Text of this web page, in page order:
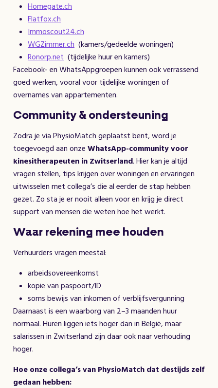
Homegate.ch
Flatfox.ch
Immoscout24.ch
WGZimmer.ch (kamers/gedeelde woningen)
Ronorp.net (tijdelijke huur en kamers)
Facebook- en WhatsAppgroepen kunnen ook verrassend
goed werken, vooral voor tijdelijke woningen of
overnames van appartementen.
Community & ondersteuning
Zodra je via PhysioMatch geplaatst bent, word je
toegevoegd aan onze WhatsApp-community voor
kinesitherapeuten in Zwitserland. Hier kan je altijd
vragen stellen, tips krijgen over woningen en ervaringen
uitwisselen met collega’s die al eerder de stap hebben
gezet. Zo sta je er nooit alleen voor en krijg je direct
support van mensen die weten hoe het werkt.
Waar rekening mee houden
Verhuurders vragen meestal:
arbeidsovereenkomst
kopie van paspoort/ID
soms bewijs van inkomen of verblijfsvergunning
Daarnaast is een waarborg van 2–3 maanden huur
normaal. Huren liggen iets hoger dan in België, maar
salarissen in Zwitserland zijn daar ook naar verhouding
hoger.
Hoe onze collega’s van PhysioMatch dat destijds zelf
gedaan hebben: